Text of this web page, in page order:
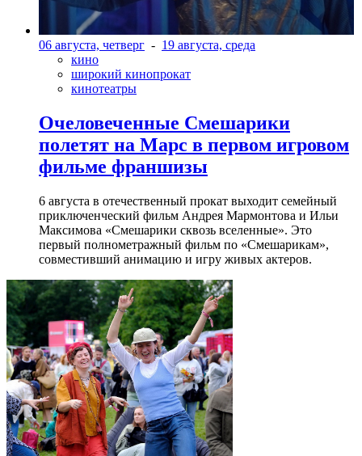
06 августа, четверг - 19 августа, среда
кино
широкий кинопрокат
кинотеатры
Очеловеченные Смешарики
полетят на Марс в первом игровом
фильме франшизы
6 августа в отечественный прокат выходит семейный
приключенческий фильм Андрея Мармонтова и Ильи
Максимова «Смешарики сквозь вселенные». Это
первый полнометражный фильм по «Смешарикам»,
совместивший анимацию и игру живых актеров.